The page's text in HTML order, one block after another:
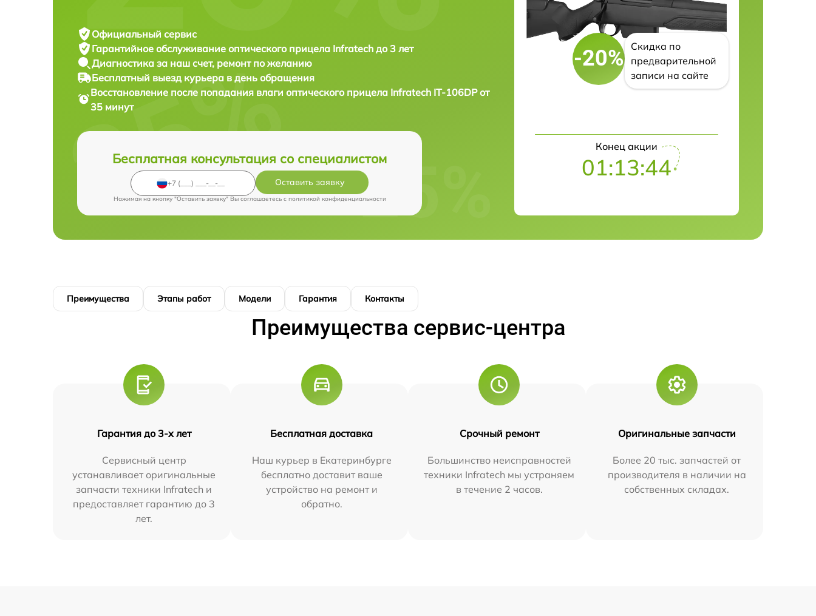
Официальный сервис
Гарантийное обслуживание оптического прицела Infratech до 3 лет
Диагностика за наш счет, ремонт по желанию
Бесплатный выезд курьера в день обращения
Восстановление после попадания влаги оптического прицела Infratech IT-106DP от
35 минут
Бесплатная консультация со специалистом
Оставить заявку
Нажимая на кнопку "Оставить заявку" Вы соглашаетесь c политикой конфиденциальности
-20%
Скидка по
предварительной
записи на сайте
Конец акции
01:13:43
Преимущества Этапы работ Модели Гарантия Контакты
Преимущества сервис-центра
Гарантия до 3-х лет
Сервисный центр
устанавливает оригинальные
запчасти техники Infratech и
предоставляет гарантию до 3
лет.
Бесплатная доставка
Наш курьер в Екатеринбурге
бесплатно доставит ваше
устройство на ремонт и
обратно.
Срочный ремонт
Большинство неисправностей
техники Infratech мы устраняем
в течение 2 часов.
Оригинальные запчасти
Более 20 тыс. запчастей от
производителя в наличии на
собственных складах.